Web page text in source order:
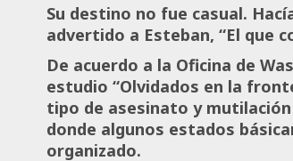
Su destino no fue casual.
advertido a Esteban, “El que
De acuerdo a la Oficina de
estudio “Olvidados en la
tipo de asesinato y
donde algunos estados
organizado.